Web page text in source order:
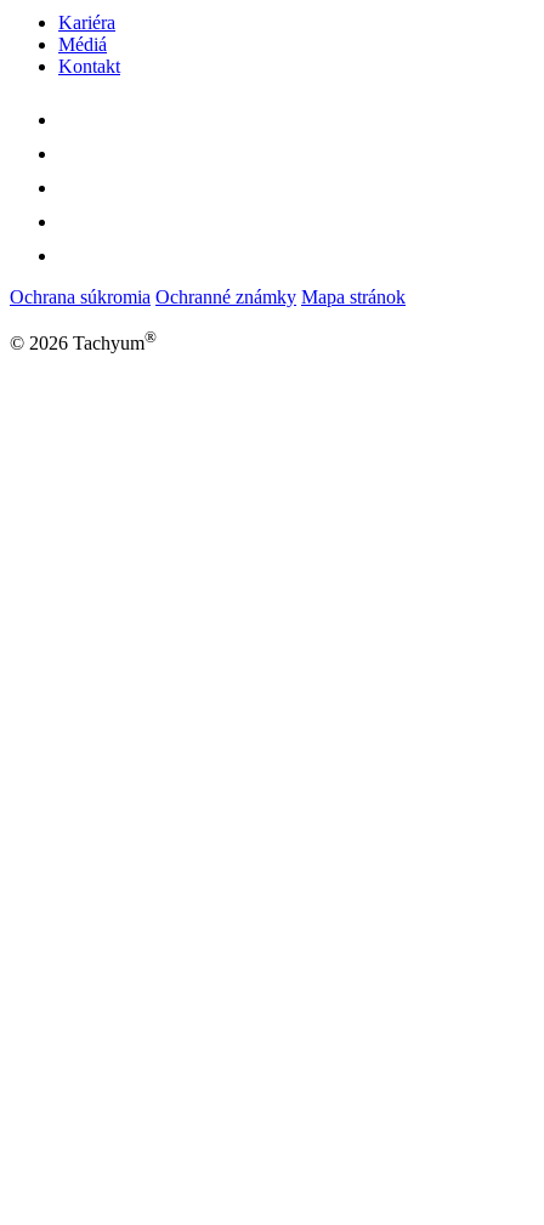
Kariéra
Médiá
Kontakt
Ochrana súkromia Ochranné známky Mapa stránok
© 2026 Tachyum®